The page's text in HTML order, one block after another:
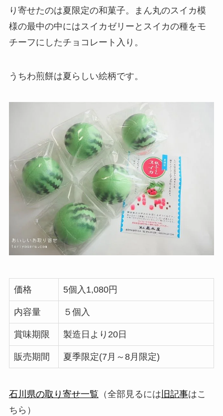
り寄せたのは夏限定の和菓子。まん丸のスイカ模
様の最中の中にはスイカゼリーとスイカの種をモ
チーフにしたチョコレート入り。
うちわ煎餅は夏らしい絵柄です。
価格 5個入1,080円
内容量 ５個入
賞味期限 製造日より20日
販売期間 夏季限定(7月～8月限定)
石川県の取り寄せ一覧 （全部見るには 旧記事はこ
ちら）